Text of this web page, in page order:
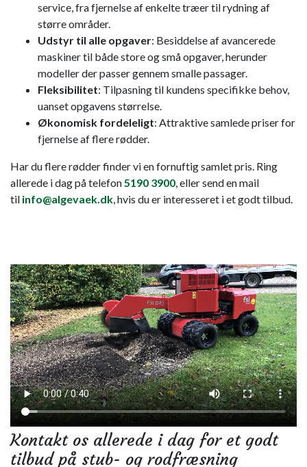
service, fra fjernelse af enkelte træer til rydning af
større områder.
Udstyr til alle opgaver: Besiddelse af avancerede
maskiner til både store og små opgaver, herunder
modeller der passer gennem smalle passager.
Fleksibilitet: Tilpasning til kundens specifikke behov,
uanset opgavens størrelse.
Økonomisk fordeleligt: Attraktive samlede priser for
fjernelse af flere rødder.
Har du flere rødder finder vi en fornuftig samlet pris. Ring
allerede i dag på telefon5190 3900, eller send en mail
til info@algevaek.dk, hvis du er interesseret i et godt tilbud.
Kontakt os allerede i dag for et godt
tilbud på stub- og rodfræsning